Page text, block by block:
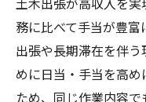
務に比べて手当が豊
出張や長期滞在を伴
めに日当・手当を高
ため、同じ作業内容